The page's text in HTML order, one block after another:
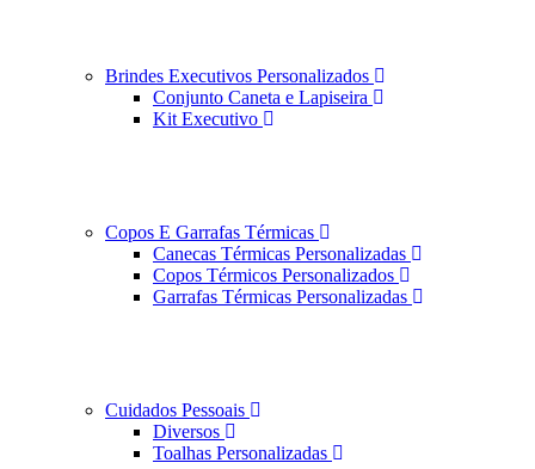
Brindes Executivos Personalizados
Conjunto Caneta e Lapiseira
Kit Executivo
Copos E Garrafas Térmicas
Canecas Térmicas Personalizadas
Copos Térmicos Personalizados
Garrafas Térmicas Personalizadas
Cuidados Pessoais
Diversos
Toalhas Personalizadas